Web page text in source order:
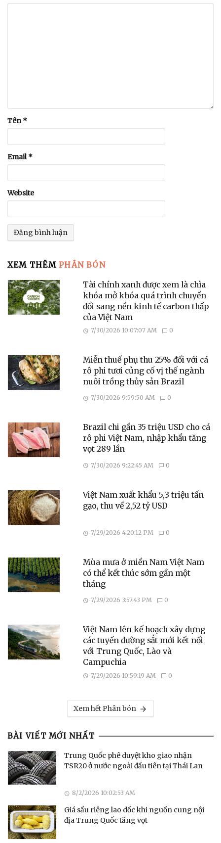
Tên*
Email*
Website
XEM THÊMPHÂN BÓN
Tài chính xanh được xem là chìa
khóa mở khóa quá trình chuyển
đổi sang nền kinh tế carbon thấp
của Việt Nam
7/30/2026 10:07:07 AM 0
Miễn thuế phụ thu 25% đối với cá
rô phi tươi củng cố vị thế ngành
nuôi trồng thủy sản Brazil
7/30/2026 9:59:50 AM 0
Brazil chi gần 35 triệu USD cho cá
rô phi Việt Nam, nhập khẩu tăng
vọt 289 lần
7/30/2026 9:22:45 AM 0
Việt Nam xuất khẩu 5,3 triệu tấn
gạo, thu về 2,52 tỷ USD
7/29/2026 4:20:12 PM 0
Mùa mưa ở miền Nam Việt Nam
có thể kết thúc sớm gần một
tháng
7/29/2026 3:57:43 PM 0
Việt Nam lên kế hoạch xây dựng
các tuyến đường sắt mới kết nối
với Trung Quốc, Lào và
Campuchia
7/29/2026 10:59:19 AM 0
Xem hết Phân bón
BÀI VIẾT MỚI NHẤT
Trung Quốc phê duyệt kho giao nhận
TSR20 ở nước ngoài đầu tiên tại Thái Lan
8/2/2026 10:02:53 AM
Giá sầu riêng lao dốc khi nguồn cung nội
địa Trung Quốc tăng vọt